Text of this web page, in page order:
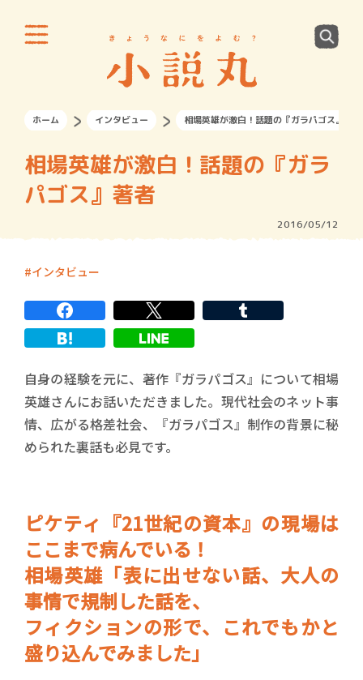
ホーム インタビュー 相場英雄が激白！話題の『ガラパゴス』著者
相場英雄が激白！話題の『ガラ
パゴス』著者
2016/05/12
インタビュー
自身の経験を元に、著作『ガラパゴス』について相場
英雄さんにお話いただきました。現代社会のネット事
情、広がる格差社会、『ガラパゴス』制作の背景に秘
められた裏話も必見です。
ピケティ『21世紀の資本』の現場は
ここまで病んでいる！
相場英雄「表に出せない話、大人の
事情で規制した話を、
フィクションの形で、これでもかと
盛り込んでみました」